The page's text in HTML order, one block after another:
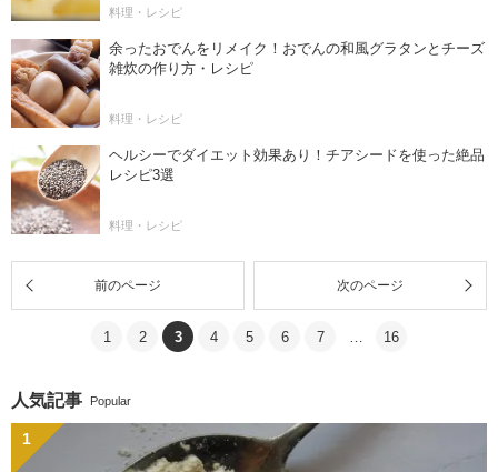
料理・レシピ
余ったおでんをリメイク！おでんの和風グラタンとチーズ
雑炊の作り方・レシピ
料理・レシピ
ヘルシーでダイエット効果あり！チアシードを使った絶品
レシピ3選
料理・レシピ
前のページ 次のページ
1 2 3 4 5 6 7 16
人気記事 Popular